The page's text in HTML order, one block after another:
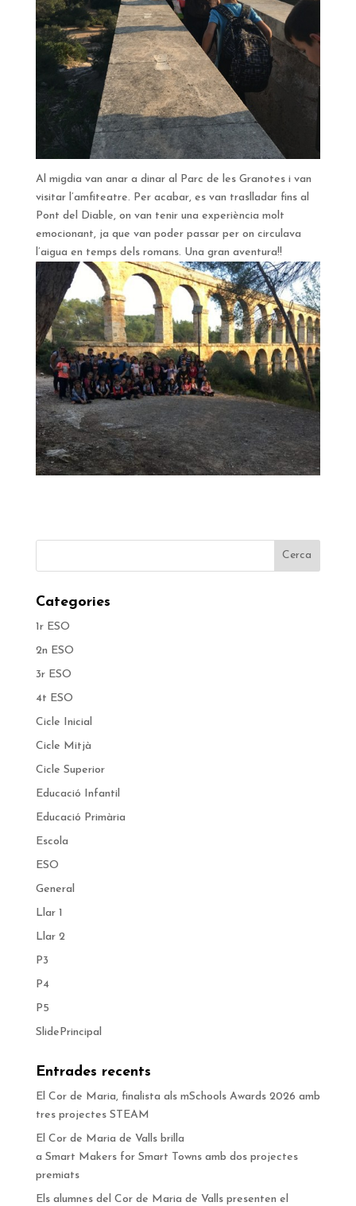
Al migdia van anar a dinar al Parc de les Granotes i van
visitar l’amfiteatre. Per acabar, es van traslladar fins al
Pont del Diable, on van tenir una experiència molt
emocionant, ja que van poder passar per on circulava
l’aigua en temps dels romans. Una gran aventura!!
Categories
1r ESO
2n ESO
3r ESO
4t ESO
Cicle Inicial
Cicle Mitjà
Cicle Superior
Educació Infantil
Educació Primària
Escola
ESO
General
Llar 1
Llar 2
P3
P4
P5
SlidePrincipal
Entrades recents
El Cor de Maria, finalista als mSchools Awards 2026 amb
tres projectes STEAM
El Cor de Maria de Valls brilla
a Smart Makers for Smart Towns amb dos projectes
premiats
Els alumnes del Cor de Maria de Valls presenten el